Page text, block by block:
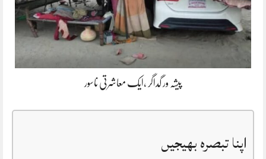
پیشہ ور گداگر ،ایک معاشرتی ناسور
اپنا تبصرہ بھیجیں